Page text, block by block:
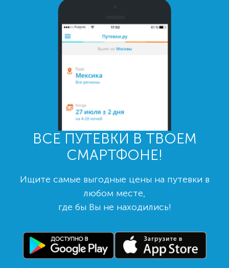
ВСЕ ПУТЕВКИ В ТВОЕМ
СМАРТФОНЕ!
Ищите самые выгодные цены на путевки в
любом месте,
где бы Вы не находились!